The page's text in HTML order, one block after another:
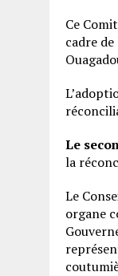
Ce
cadre
Le
la
Le
organe